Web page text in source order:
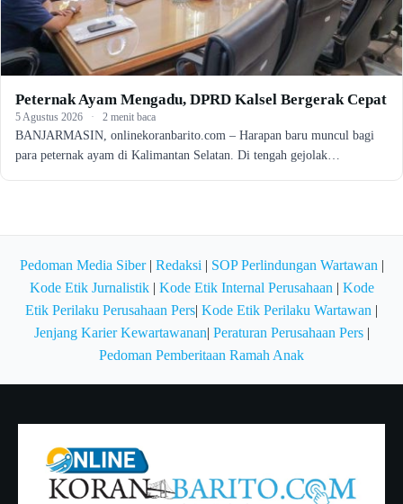
Peternak Ayam Mengadu, DPRD Kalsel Bergerak Cepat
5 Agustus 2026 · 2 menit baca
BANJARMASIN, onlinekoranbarito.com – Harapan baru muncul bagi
para peternak ayam di Kalimantan Selatan. Di tengah gejolak…
Pedoman Media Siber| Redaksi | SOP Perlindungan Wartawan |
Kode Etik Jurnalistik| Kode Etik Internal Perusahaan | Kode
Etik Perilaku Perusahaan Pers| Kode Etik Perilaku Wartawan |
Jenjang Karier Kewartawanan| Peraturan Perusahaan Pers|
Pedoman Pemberitaan Ramah Anak